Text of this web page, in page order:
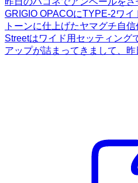
GRIGIO OPACOにTYPE-2ワ
トーンに仕上げたヤマグチ自
Streetはワイド用セッティング
アップが詰まってきまして、昨